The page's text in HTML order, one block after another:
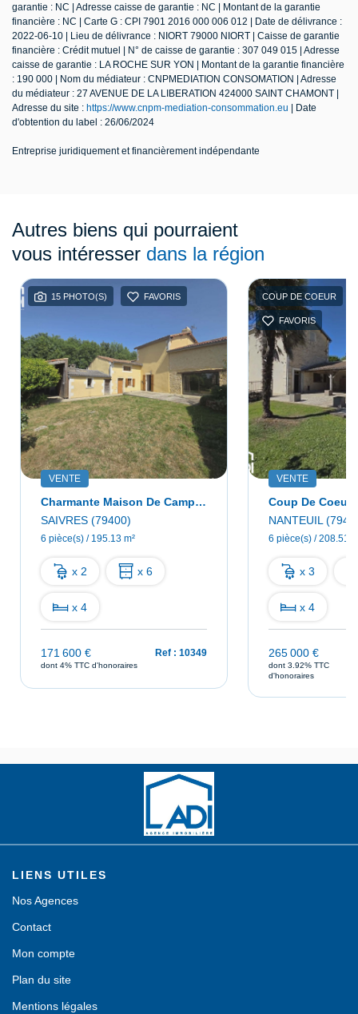
garantie : NC | Adresse caisse de garantie : NC | Montant de la garantie
financière : NC | Carte G : CPI 7901 2016 000 006 012 | Date de délivrance :
2022-06-10 | Lieu de délivrance : NIORT 79000 NIORT | Caisse de garantie
financière : Crédit mutuel | N° de caisse de garantie : 307 049 015 | Adresse
caisse de garantie : LA ROCHE SUR YON | Montant de la garantie financière
: 190 000 | Nom du médiateur : CNPMEDIATION CONSOMATION | Adresse
du médiateur : 27 AVENUE DE LA LIBERATION 424000 SAINT CHAMONT |
Adresse du site : https://www.cnpm-mediation-consommation.eu | Date
d'obtention du label : 26/06/2024
Entreprise juridiquement et financièrement indépendante
Autres biens qui pourraient
vous intéresser dans la région
15 PHOTO(S) FAVORIS
VENTE
Charmante Maison De Campagne Située Sur La Commune De Saivres
SAIVRES (79400)
6 pièce(s) / 195.13 m²
x 2 x 6
x 4
171 600 €
dont 4% TTC d'honoraires
Ref : 10349
COUP DE COEUR
FAVORIS
VENTE
NANTEUIL
6 pièce(s) / 208.51
x 3
x 4
265 000 €
dont 3.92% TTC
d'honoraires
LIENS UTILES
Nos Agences
Contact
Mon compte
Plan du site
Mentions légales